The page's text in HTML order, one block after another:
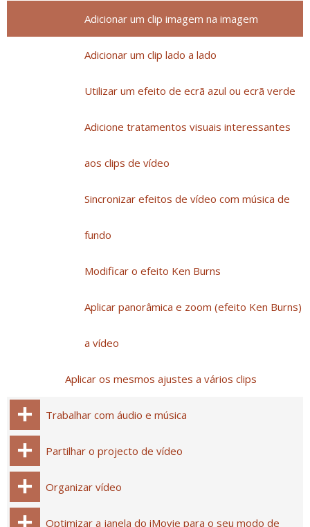
Adicionar um clip imagem na imagem
Adicionar um clip lado a lado
Utilizar um efeito de ecrã azul ou ecrã verde
Adicione tratamentos visuais interessantes
aos clips de vídeo
Sincronizar efeitos de vídeo com música de
fundo
Modificar o efeito Ken Burns
Aplicar panorâmica e zoom (efeito Ken Burns)
a vídeo
Aplicar os mesmos ajustes a vários clips
Trabalhar com áudio e música
Partilhar o projecto de vídeo
Organizar vídeo
Optimizar a janela do iMovie para o seu modo de